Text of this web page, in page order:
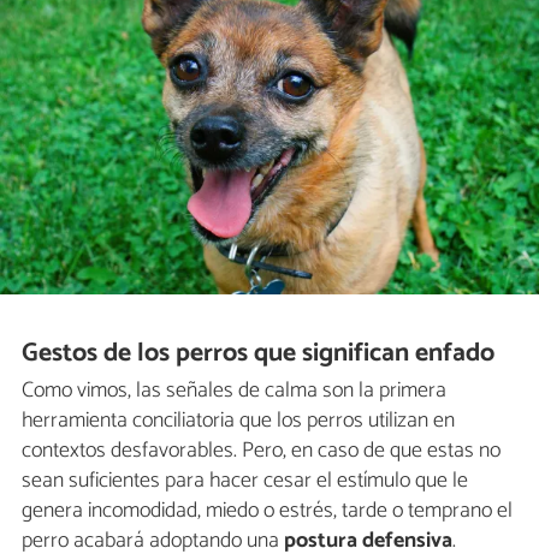
Gestos de los perros que significan enfado
Como vimos, las señales de calma son la primera
herramienta conciliatoria que los perros utilizan en
contextos desfavorables. Pero, en caso de que estas no
sean suficientes para hacer cesar el estímulo que le
genera incomodidad, miedo o estrés, tarde o temprano el
perro acabará adoptando una postura defensiva.